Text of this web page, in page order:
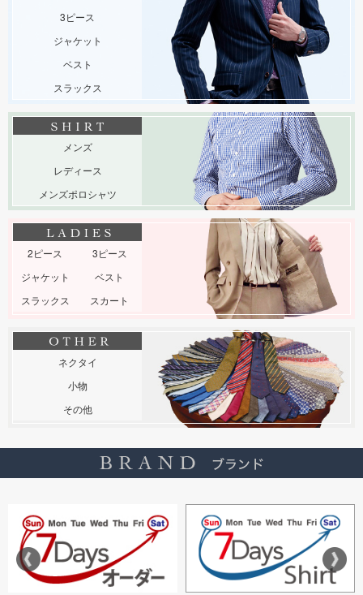
3ピース
ジャケット
ベスト
スラックス
メンズ
レディース
メンズポロシャツ
2ピース
3ピース
ジャケット
ベスト
スラックス
スカート
ネクタイ
小物
その他